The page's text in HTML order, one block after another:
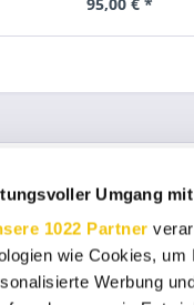
Umgang
1022 Partner
wie Cookies,
Werbung
Shop Service
Über uns
Widerrufsrecht
AGB